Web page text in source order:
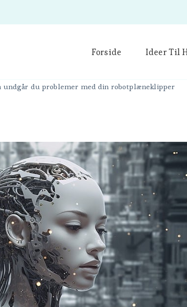
Forside Ideer Til
undgår du problemer med din robotplæneklipper